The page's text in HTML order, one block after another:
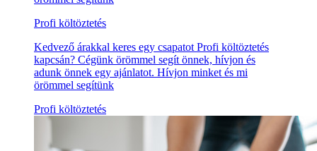
Profi költöztetés
Kedvező árakkal keres egy csapatot Profi költöztetés
kapcsán? Cégünk örömmel segít önnek, hívjon és
adunk önnek egy ajánlatot. Hívjon minket és mi
örömmel segítünk
Profi költöztetés